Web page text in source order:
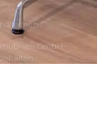
hallöchen
GmbH–